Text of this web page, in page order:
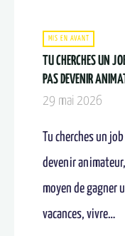
MIS EN AVANT
TU CHERCHES UN
PAS DEVENIR
29 mai 2026
Tu cherches un
devenir
moyen de gagner
vacances, vivre…